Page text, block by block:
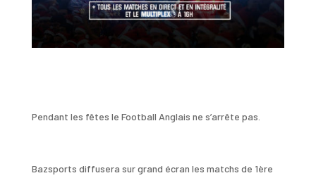
Pendant les fêtes le Football Anglais ne s’arrête pas.
Bazsports diffusera sur grand écran les matchs de 1ère